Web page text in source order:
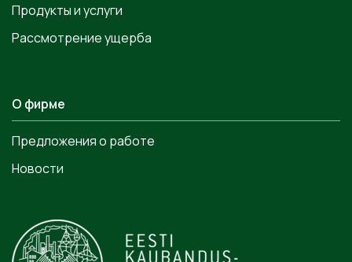
Продукты и услуги
Рассмотрение ущерба
О фирме
Предложения о работе
Новости